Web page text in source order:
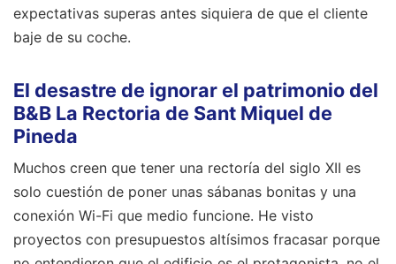
expectativas superas antes siquiera de que el cliente
baje de su coche.
El desastre de ignorar el patrimonio del
B&B La Rectoria de Sant Miquel de
Pineda
Muchos creen que tener una rectoría del siglo XII es
solo cuestión de poner unas sábanas bonitas y una
conexión Wi-Fi que medio funcione. He visto
proyectos con presupuestos altísimos fracasar porque